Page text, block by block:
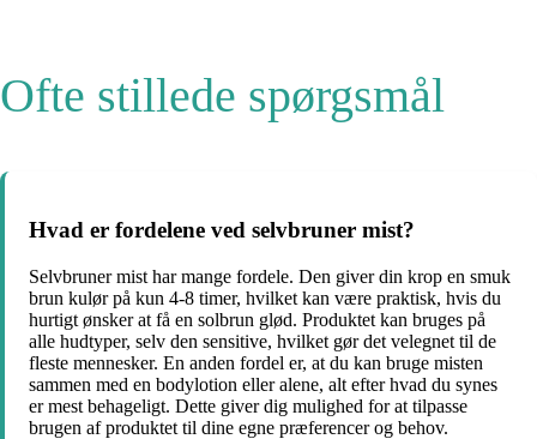
Ofte stillede spørgsmål
Hvad er fordelene ved selvbruner mist?
Selvbruner mist har mange fordele. Den giver din krop en smuk
brun kulør på kun 4-8 timer, hvilket kan være praktisk, hvis du
hurtigt ønsker at få en solbrun glød. Produktet kan bruges på
alle hudtyper, selv den sensitive, hvilket gør det velegnet til de
fleste mennesker. En anden fordel er, at du kan bruge misten
sammen med en bodylotion eller alene, alt efter hvad du synes
er mest behageligt. Dette giver dig mulighed for at tilpasse
brugen af produktet til dine egne præferencer og behov.